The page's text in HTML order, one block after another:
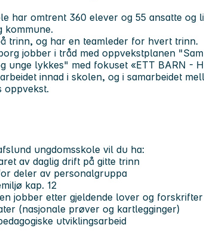
har omtrent 360 elever og 55 ansatte og
kommune.
trinn, og har en teamleder for hvert trinn.
jobber i tråd med oppvekstplanen
unge lykkes" med fokuset «ETT BARN -
innad i skolen, og i samarbeidet
oppvekst.
ungdomsskole vil du ha:
av daglig drift på gitte trinn
deler av personalgruppa
kap. 12
jobber etter gjeldende lover og forskrifter
(nasjonale prøver og kartlegginger)
utviklingsarbeid